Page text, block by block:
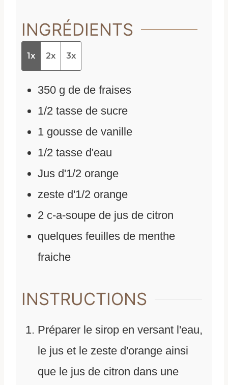
INGRÉDIENTS
1x 2x 3x
350 g de de fraises
1/2 tasse de sucre
1 gousse de vanille
1/2 tasse d'eau
Jus d'1/2 orange
zeste d'1/2 orange
2 c-a-soupe de jus de citron
quelques feuilles de menthe
fraiche
INSTRUCTIONS
Préparer le sirop en versant l'eau,
le jus et le zeste d'orange ainsi
que le jus de citron dans une